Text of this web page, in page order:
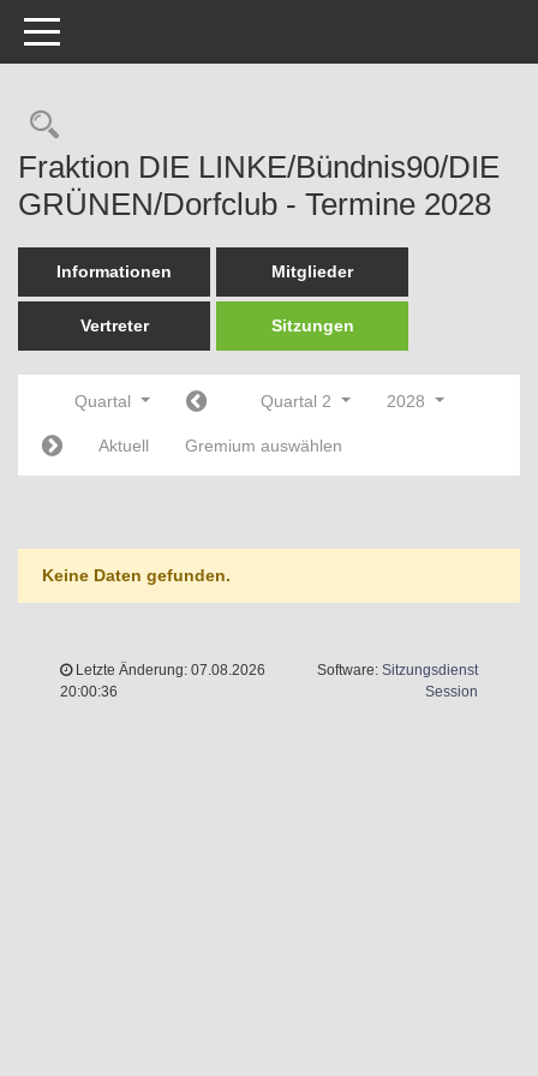
Toggle navigation
Rechercheauswahl
Fraktion DIE LINKE/Bündnis90/DIE
GRÜNEN/Dorfclub - Termine 2028
Informationen Mitglieder
Vertreter Sitzungen
Quartal Quartal 2 2028
Aktuell Gremium auswählen
Keine Daten gefunden.
Letzte Änderung: 07.08.2026
20:00:36
Software: Sitzungsdienst
Session